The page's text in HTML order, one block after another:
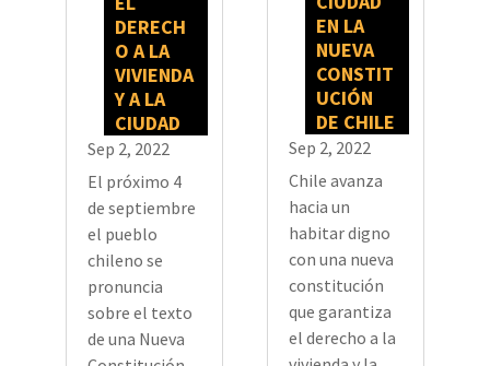
DERECH
O A LA
VIVIENDA
Y A LA
CIUDAD
Sep 2, 2022
El próximo 4
de septiembre
el pueblo
chileno se
pronuncia
sobre el texto
de una Nueva
EN LA
NUEVA
CONSTIT
UCIÓN
DE CHILE
Sep 2, 2022
Chile avanza
hacia un
habitar digno
con una nueva
constitución
que garantiza
el derecho a la